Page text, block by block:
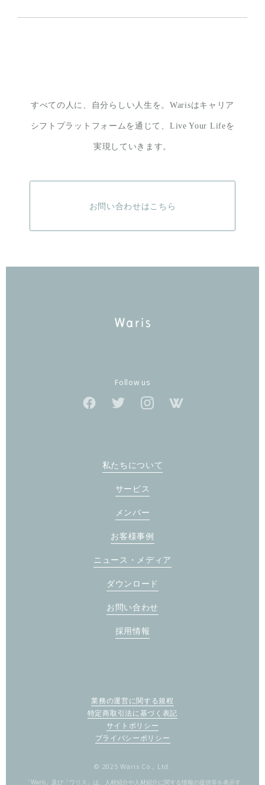
すべての人に、自分らしい人生を。Warisはキャリア
シフトプラットフォームを通じて、 Live Your Lifeを
実現していきます。
お問い合わせはこちら
Follow us
私たちについて
サービス
メンバー
お客様事例
ニュース・メディア
ダウンロード
お問い合わせ
採用情報
業務の運営に関する規程
特定商取引法に基づく表記
サイトポリシー
プライバシーポリシー
© 2025 Waris Co., Ltd.
「Waris」及び「ワリス」は、人材紹介や人材紹介に関する情報の提供等を表示す